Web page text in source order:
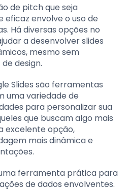
de pitch que seja
envolve o uso de
Há diversas opções no
a desenvolver slides
mesmo sem
design.
Slides são ferramentas
uma variedade de
para personalizar sua
que buscam algo mais
excelente opção,
mais dinâmica e
ferramenta prática para
de dados envolventes.